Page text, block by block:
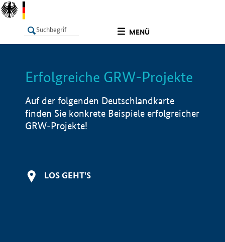
MENÜ
LISTE Info
Erfolgreiche GRW-Projekte
Auf der folgenden Deutschlandkarte
finden Sie konkrete Beispiele erfolgreicher
GRW-Projekte!
LOS GEHT'S